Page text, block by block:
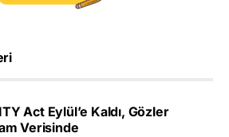
Act Eylül’e Kaldı, Gözler
Verisinde